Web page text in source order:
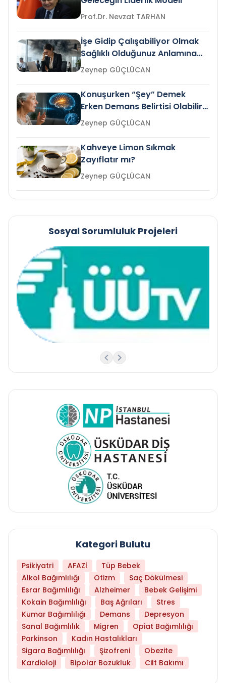
Prof.Dr. Nevzat TARHAN
İşe Gidip Çalışabiliyor Olmak
Sağlıklı Olduğunuz Anlamına
Gelir mi?Zeynep GÜÇLÜCAN
Konuşurken “Şey” Demek
Erken Demans Belirtisi Olabilir
mi?
Zeynep GÜÇLÜCAN
Kahveye Limon Sıkmak
Zayıflatır mı?
Zeynep GÜÇLÜCAN
Sosyal Sorumluluk Projeleri
Kategori Bulutu
Psikiyatri AFAZİ
Tüp Bebek
Alkol Bağımlılığı
Otizm
Saç Dökülmesi
Esrar Bağımlılığı
Alzheimer
Bebek Gelişimi
Kokain Bağımlılığı
Baş Ağrıları
Stres
Kumar Bağımlılığı
Demans
Depresyon
Sanal Bağımlılık
Migren
Opiat Bağımlılığı
Parkinson
Kadın Hastalıkları
Sigara Bağımlılığı
Şizofreni
Obezite
Kardioloji
Bipolar Bozukluk Cilt Bakımı